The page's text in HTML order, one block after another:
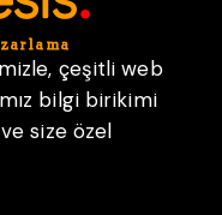
çeşitli web
bilgi birikimi
size özel